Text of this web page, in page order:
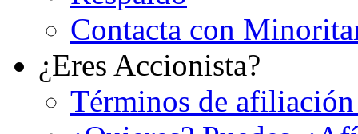
Contacta con
¿Eres Accionista?
Términos de